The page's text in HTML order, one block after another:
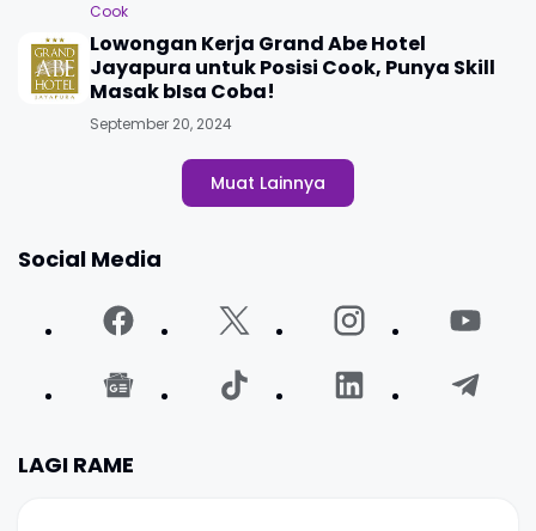
Cook
Lowongan Kerja Grand Abe Hotel
Jayapura untuk Posisi Cook, Punya Skill
Masak bIsa Coba!
September 20, 2024
Muat Lainnya
Social Media
LAGI RAME